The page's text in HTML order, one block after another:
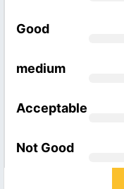
Good
medium
Acceptable
Not Good